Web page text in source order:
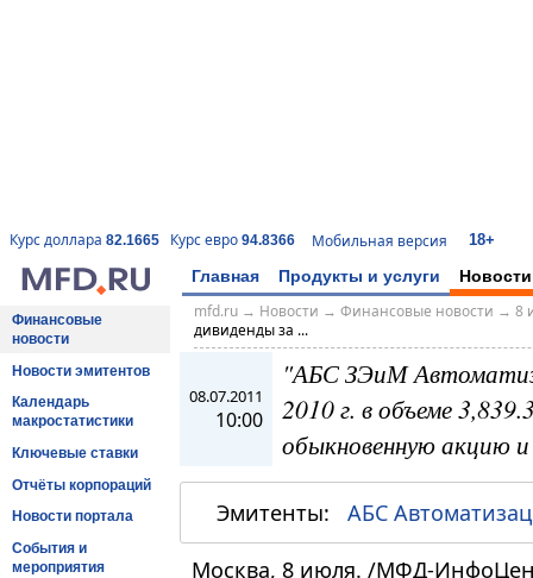
Курс доллара 82.1665 Курс евро 94.8366 Мобильная версия 18+
Главная Продукты и услуги Новости
Финансовые
новости
Новости эмитентов
Календарь
макростатистики
Ключевые ставки
Отчёты корпораций
Новости портала
События и
мероприятия
mfd.ru→ Новости → Финансовые новости → 8
дивиденды за ...
08.07.2011
10:00
"АБС ЗЭиМ
2010 г. в объеме
обыкновенную акцию
Эмитенты: АБС
Москва, 8 июля. /МФД-